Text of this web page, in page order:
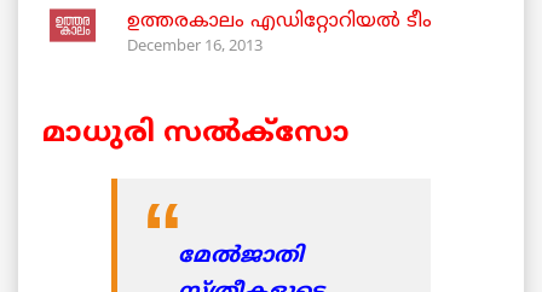
ഉത്തരകാലം എഡിറ്റോറിയല്‍ ടീം
December 16, 2013
മാധുരി സല്‍ക്സോ
മേല്‍ജാതി